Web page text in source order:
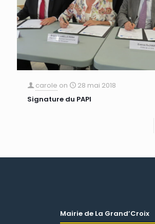
carole on
28 mai 2018
Signature du PAPI
Mairie de La Grand’Croix